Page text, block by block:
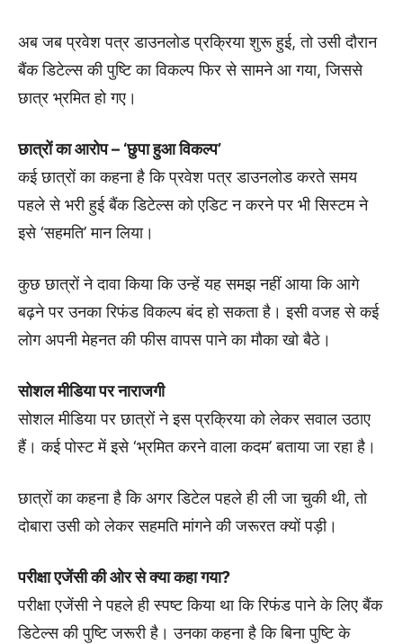
अब जब प्रवेश पत्र डाउनलोड प्रक्रिया शुरू हुई, तो उसी दौरान
बैंक डिटेल्स की पुष्टि का विकल्प फिर से सामने आ गया, जिससे
छात्र भ्रमित हो गए।
छात्रों का आरोप – ‘छुपा हुआ विकल्प’
कई छात्रों का कहना है कि प्रवेश पत्र डाउनलोड करते समय
पहले से भरी हुई बैंक डिटेल्स को एडिट न करने पर भी सिस्टम ने
इसे ‘सहमति’ मान लिया।
कुछ छात्रों ने दावा किया कि उन्हें यह समझ नहीं आया कि आगे
बढ़ने पर उनका रिफंड विकल्प बंद हो सकता है। इसी वजह से कई
लोग अपनी मेहनत की फीस वापस पाने का मौका खो बैठे।
सोशल मीडिया पर नाराजगी
सोशल मीडिया पर छात्रों ने इस प्रक्रिया को लेकर सवाल उठाए
हैं। कई पोस्ट में इसे ‘भ्रमित करने वाला कदम’ बताया जा रहा है।
छात्रों का कहना है कि अगर डिटेल पहले ही ली जा चुकी थी, तो
दोबारा उसी को लेकर सहमति मांगने की जरूरत क्यों पड़ी।
परीक्षा एजेंसी की ओर से क्या कहा गया?
परीक्षा एजेंसी ने पहले ही स्पष्ट किया था कि रिफंड पाने के लिए बैंक
डिटेल्स की पुष्टि जरूरी है। उनका कहना है कि बिना पुष्टि के